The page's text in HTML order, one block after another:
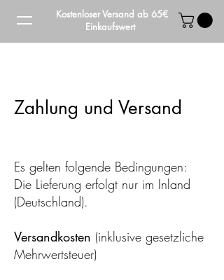
Kostenloser Versand ab 65€
Einkaufswert
Zahlung und Versand
Es gelten folgende Bedingungen:
Die Lieferung erfolgt nur im Inland
(Deutschland).
Versandkosten (inklusive gesetzliche
Mehrwertsteuer)